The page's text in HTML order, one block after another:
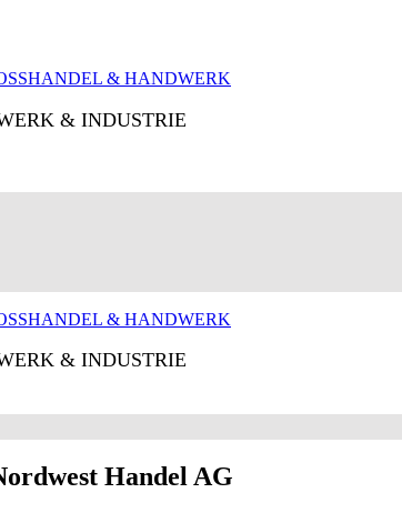
& INDUSTRIE
& INDUSTRIE
Handel AG